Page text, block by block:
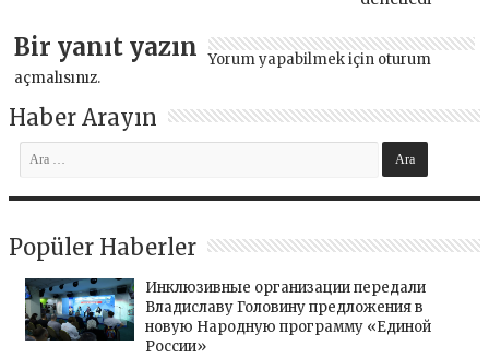
Bir yanıt yazın Yorum yapabilmek için oturum
açmalısınız.
Haber Arayın
Popüler Haberler
Инклюзивные организации передали
Владиславу Головину предложения в
новую Народную программу «Единой
России»